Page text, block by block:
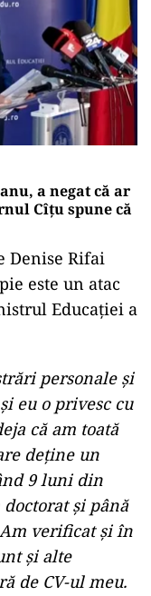
a negat că ar
Cîțu spune că
Denise Rifai
este un atac
Educației a
personale și
eu o privesc cu
că am toată
deține un
9 luni din
și până
verificat și în
și alte
de CV-ul meu.